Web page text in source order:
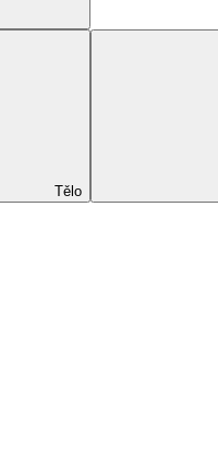
Tělo